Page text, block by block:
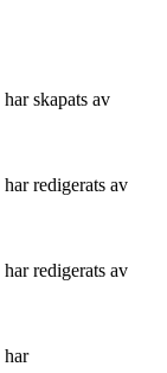
har skapats av
har redigerats av
har redigerats av
har